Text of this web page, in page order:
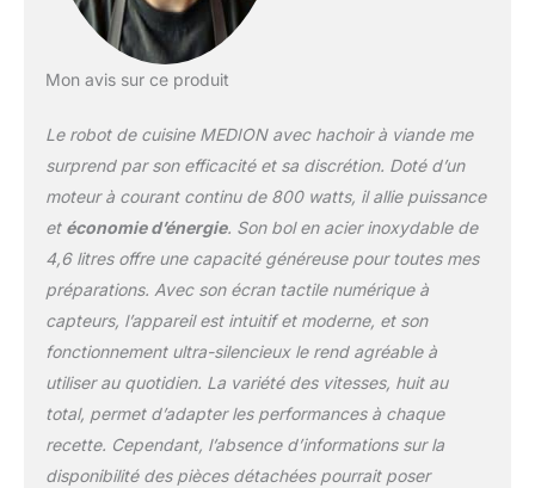
accessoire pour couper
anti-éclaboussures, set
d'accessoires pour
hachoir à viande, guide
de démarrage rapide
Mon avis sur ce produit
Le robot de cuisine MEDION avec hachoir à viande me
surprend par son efficacité et sa discrétion. Doté d’un
moteur à courant continu de 800 watts, il allie puissance
et économie d’énergie. Son bol en acier inoxydable de
4,6 litres offre une capacité généreuse pour toutes mes
préparations. Avec son écran tactile numérique à
capteurs, l’appareil est intuitif et moderne, et son
fonctionnement ultra-silencieux le rend agréable à
utiliser au quotidien. La variété des vitesses, huit au
total, permet d’adapter les performances à chaque
recette. Cependant, l’absence d’informations sur la
disponibilité des pièces détachées pourrait poser